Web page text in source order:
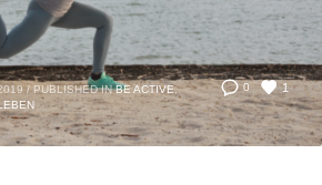
0 1
/ PUBLISHED IN BE ACTIVE,